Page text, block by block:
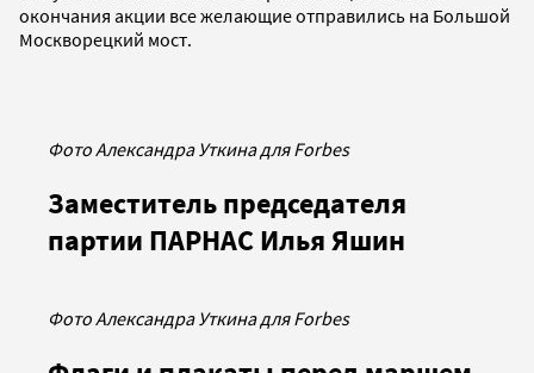
окончания акции все желающие отправились на Большой
Москворецкий мост.
Фото Александра Уткина для Forbes
Заместитель председателя
партии ПАРНАС Илья Яшин
Фото Александра Уткина для Forbes